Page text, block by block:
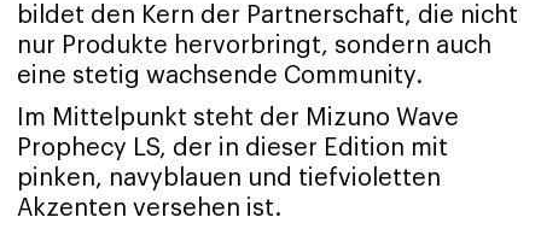
bildet den Kern der Partnerschaft, die nicht
nur Produkte hervorbringt, sondern auch
eine stetig wachsende Community.
Im Mittelpunkt steht der Mizuno Wave
Prophecy LS, der in dieser Edition mit
pinken, navyblauen und tiefvioletten
Akzenten versehen ist.